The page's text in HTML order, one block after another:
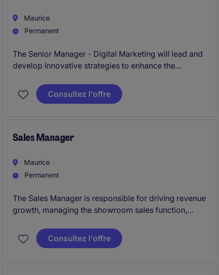
Maurice
Permanent
The Senior Manager - Digital Marketing will lead and
develop innovative strategies to enhance the
engagement in the Technology industry. This role
requires expertise in digital marketing to drive
Consultez l'offre
Sales Manager
Maurice
Permanent
The Sales Manager is responsible for driving revenue
growth, managing the showroom sales function,
planning and execution of marketing initiatives.
Consultez l'offre